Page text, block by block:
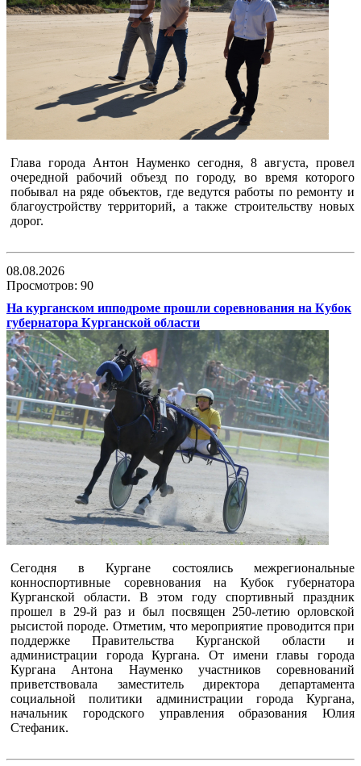
Глава города Антон Науменко сегодня, 8 августа, провел
очередной рабочий объезд по городу, во время которого
побывал на ряде объектов, где ведутся работы по ремонту и
благоустройству территорий, а также строительству новых
дорог.
08.08.2026
Просмотров: 90
На курганском ипподроме прошли соревнования на Кубок
губернатора Курганской области
Сегодня в Кургане состоялись межрегиональные
конноспортивные соревнования на Кубок губернатора
Курганской области. В этом году спортивный праздник
прошел в 29-й раз и был посвящен 250-летию орловской
рысистой породе. Отметим, что мероприятие проводится при
поддержке Правительства Курганской области и
администрации города Кургана. От имени главы города
Кургана Антона Науменко участников соревнований
приветствовала заместитель директора департамента
социальной политики администрации города Кургана,
начальник городского управления образования Юлия
Стефаник.